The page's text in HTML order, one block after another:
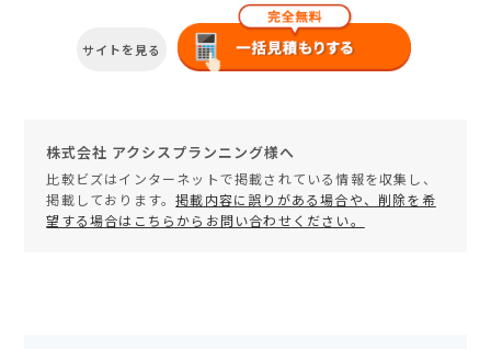
サイトを見る
株式会社 アクシスプランニング様へ
比較ビズはインターネットで掲載されている情報を収集し、
掲載しております。掲載内容に誤りがある場合や、削除を希
望する場合はこちらからお問い合わせください。